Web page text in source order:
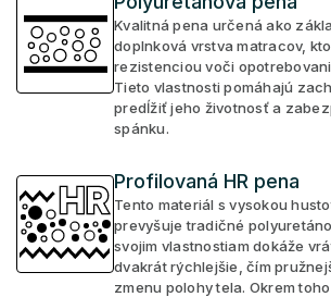
Kvalitná pena určená ako
doplnková vrstva matracov,
rezistenciou voči
Tieto vlastnosti pomáhajú
predĺžiť jeho životnosť a
spánku.
Profilovaná HR pena
Tento materiál s vysokou
prevyšuje tradičné
svojim vlastnostiam dokáže
dvakrát rýchlejšie, čím
zmenu polohy tela. Okrem